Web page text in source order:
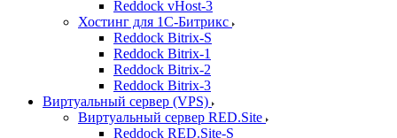
Reddock vHost-3
Хостинг для 1С-Битрикс
Reddock Bitrix-S
Reddock Bitrix-1
Reddock Bitrix-2
Reddock Bitrix-3
Виртуальный сервер (VPS)
Виртуальный сервер RED.Site
Reddock RED.Site-S